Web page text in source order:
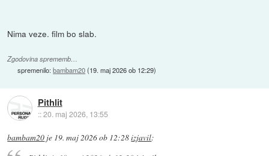
Nima veze. film bo slab.
Zgodovina sprememb…
spremenilo:bambam20(19. maj 2026 ob 12:29)
Pithlit
::20. maj 2026, 13:55
bambam20 je 19. maj 2026 ob 12:28izjavil: